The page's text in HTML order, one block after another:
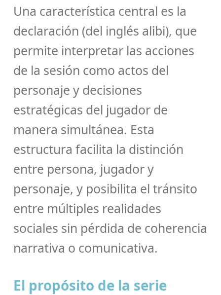
Una característica central es la
declaración (del inglés alibi), que
permite interpretar las acciones
de la sesión como actos del
personaje y decisiones
estratégicas del jugador de
manera simultánea. Esta
estructura facilita la distinción
entre persona, jugador y
personaje, y posibilita el tránsito
entre múltiples realidades
sociales sin pérdida de coherencia
narrativa o comunicativa.
El propósito de la serie